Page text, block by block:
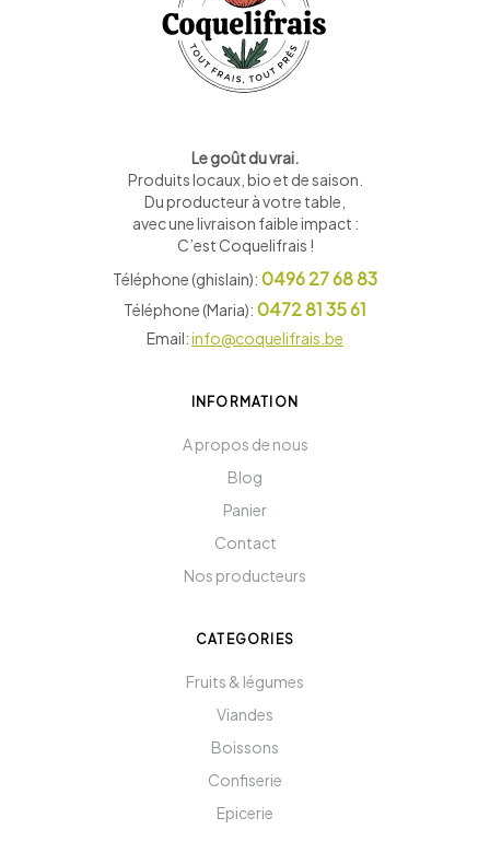
Le goût du vrai.
Produits locaux, bio et de saison
Du producteur à votre table,
avec une livraison faible impact :
C’est Coquelifrais !
Téléphone (ghislain): 0496 27 68 83
Téléphone (Maria): 0472 81 35 61
Email:info@coquelifrais.be
INFORMATION
A propos de nous
Blog
Panier
Contact
Nos producteurs
CATEGORIES
Fruits & légumes
Viandes
Boissons
Confiserie
Epicerie